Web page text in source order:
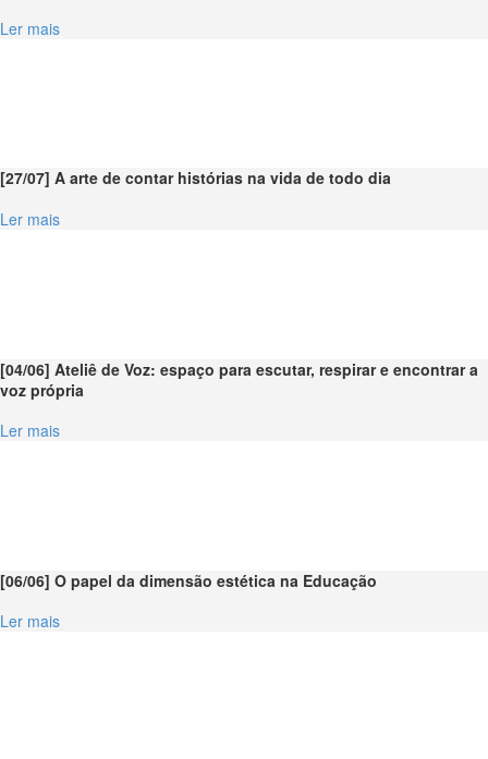
Ler mais
[27/07] A arte de contar histórias na vida de todo dia
Ler mais
[04/06] Ateliê de Voz: espaço para escutar, respirar e encontrar a
voz própria
Ler mais
[06/06] O papel da dimensão estética na Educação
Ler mais